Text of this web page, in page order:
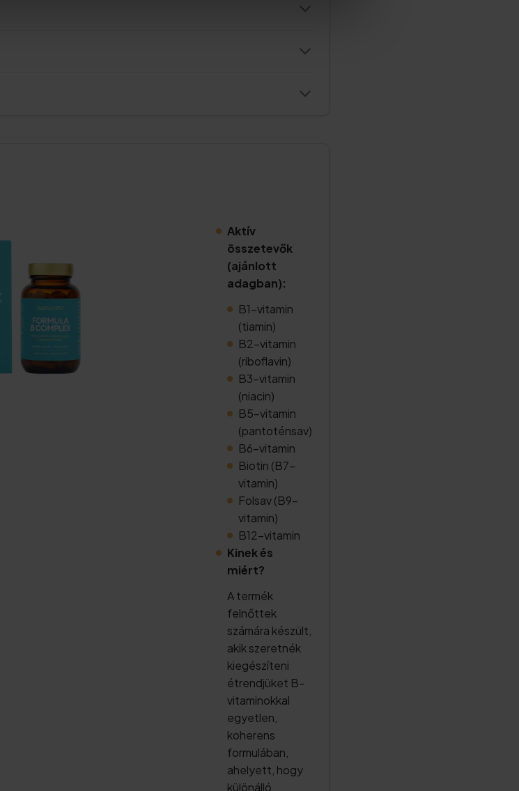
Aktív
összetevők
(ajánlott
adagban):
B1-vitamin
(tiamin)
B2-vitamin
(riboflavin)
B3-vitamin
(niacin)
B5-vitamin
(pantoténsav)
B6-vitamin
Biotin (B7-
vitamin)
Folsav (B9-
vitamin)
B12-vitamin
Kinek és
miért?
A termék
felnőttek
számára készült,
akik szeretnék
kiegészíteni
étrendjüket B-
vitaminokkal
egyetlen,
koherens
formulában,
ahelyett, hogy
különálló